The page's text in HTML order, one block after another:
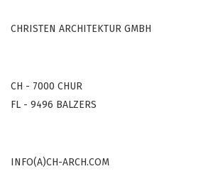
CHRISTEN ARCHITEKTUR GMBH
CH - 7000 CHUR
FL - 9496 BALZERS
INFO(A)CH-ARCH.COM